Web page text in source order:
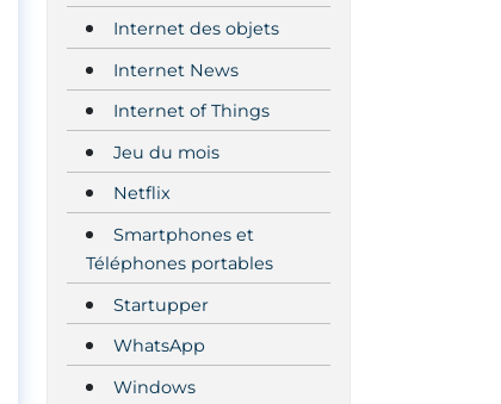
Internet des objets
Internet News
Internet of Things
Jeu du mois
Netflix
Smartphones et
Téléphones portables
Startupper
WhatsApp
Windows